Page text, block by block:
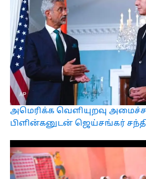
அமெரிக்க வெளியுறவு
பிளின்கனுடன் ஜெய்சங்கர்